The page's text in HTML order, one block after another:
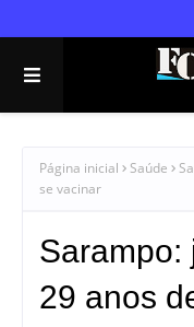
Página inicial Saúde
se vacinar
Sarampo:
29 anos